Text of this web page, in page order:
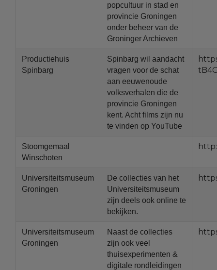
popcultuur in stad en
provincie Groningen
onder beheer van de
Groninger Archieven
Productiehuis
Spinbarg
Spinbarg wil aandacht
vragen voor de schat
aan eeuwenoude
volksverhalen die de
provincie Groningen
kent. Acht films zijn nu
te vinden op YouTube
Stoomgemaal
Winschoten
Universiteitsmuseum
Groningen
De collecties van het
Universiteitsmuseum
zijn deels ook online te
bekijken.
Universiteitsmuseum
Groningen
Naast de collecties
zijn ook veel
thuisexperimenten &
digitale rondleidingen